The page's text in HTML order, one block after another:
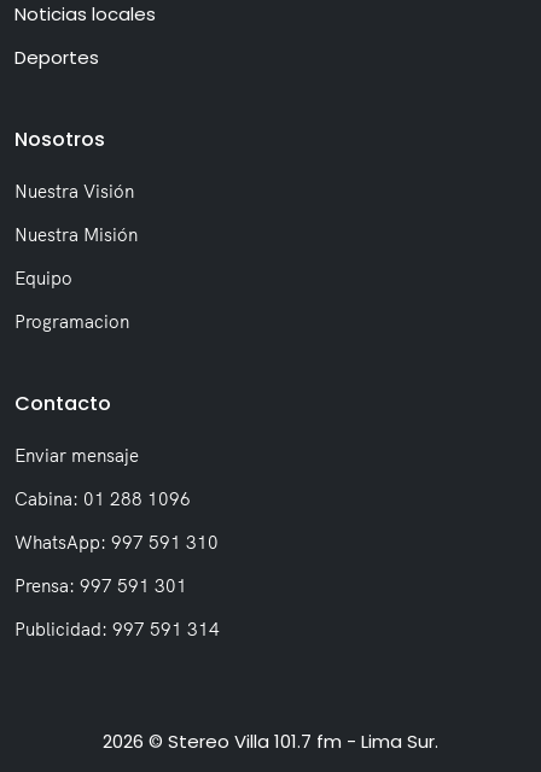
Noticias locales
Deportes
Nosotros
Nuestra Visión
Nuestra Misión
Equipo
Programacion
Contacto
Enviar mensaje
Cabina: 01 288 1096
WhatsApp: 997 591 310
Prensa: 997 591 301
Publicidad: 997 591 314
2026 © Stereo Villa 101.7 fm - Lima Sur.